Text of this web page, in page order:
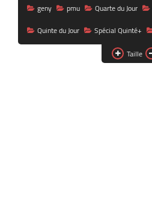
geny
pmu Quarte du Jour
Quinte du Jour
Spécial Quinté+
Taille